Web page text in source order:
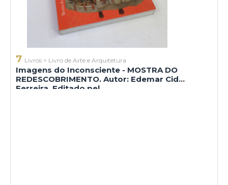
7 Livros > Livro de Arte e Arquitetura
Imagens do Inconsciente - MOSTRA DO
REDESCOBRIMENTO. Autor: Edemar Cid
Ferreira. Editado pel